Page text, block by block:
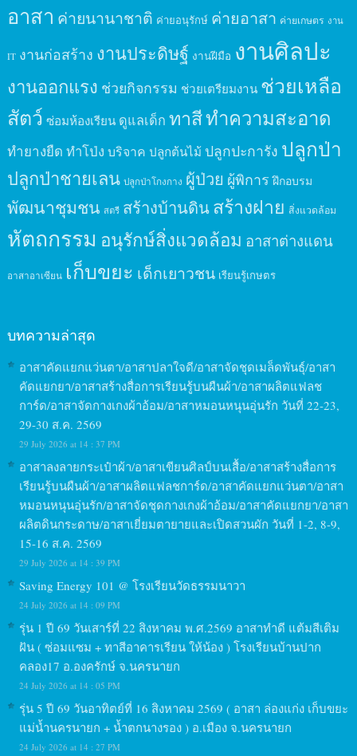
อาสา ค่ายนานาชาติ ค่ายอนุรักษ์ ค่ายอาสา ค่ายเกษตร งาน
IT งานก่อสร้าง งานประดิษฐ์ งานฝีมือ งานศิลปะ
งานออกแรง ช่วยกิจกรรม ช่วยเตรียมงาน ช่วยเหลือ
สัตว์ ซ่อมห้องเรียน ดูแลเด็ก ทาสีทำความสะอาด
ทำยางยืด ทำโป่ง บริจาค ปลูกต้นไม้ ปลูกปะการัง ปลูกป่า
ปลูกป่าชายเลน ปลูกป่าโกงกาง ผู้ป่วย ผู้พิการ ฝึกอบรม
พัฒนาชุมชน สตรี สร้างบ้านดินสร้างฝาย สิ่งแวดล้อม
หัตถกรรม อนุรักษ์สิ่งแวดล้อม อาสาต่างแดน
อาสาอาเซียน เก็บขยะ เด็กเยาวชน เรียนรู้เกษตร
บทความล่าสุด
อาสาคัดแยกแว่นตา/อาสาปลาใจดี/อาสาจัดชุดเมล็ดพันธุ์/อาสา
คัดแยกยา/อาสาสร้างสื่อการเรียนรู้บนผืนผ้า/อาสาผลิตแฟลช
การ์ด/อาสาจัดกางเกงผ้าอ้อม/อาสาหมอนหนุนอุ่นรัก วันที่ 22-23,
29-30 ส.ค. 2569
29 July 2026 at 14 : 37 PM
อาสาลงลายกระเป๋าผ้า/อาสาเขียนศิลป์บนเสื้อ/อาสาสร้างสื่อการ
เรียนรู้บนผืนผ้า/อาสาผลิตแฟลชการ์ด/อาสาคัดแยกแว่นตา/อาสา
หมอนหนุนอุ่นรัก/อาสาจัดชุดกางเกงผ้าอ้อม/อาสาคัดแยกยา/อาสา
ผลิตดินกระดาษ/อาสาเยี่ยมตายายและเปิดสวนผัก วันที่ 1-2, 8-9,
15-16 ส.ค. 2569
29 July 2026 at 14 : 39 PM
Saving Energy 101 @ โรงเรียนวัดธรรมนาวา
24 July 2026 at 14 : 09 PM
รุ่น 1 ปี 69 วันเสาร์ที่ 22 สิงหาคม พ.ศ.2569 อาสาทำดี แต้มสีเติม
ฝัน ( ซ่อมแซม + ทาสีอาคารเรียน ให้น้อง ) โรงเรียนบ้านปาก
คลอง17 อ.องครักษ์ จ.นครนายก
24 July 2026 at 14 : 05 PM
รุ่น 5 ปี 69 วันอาทิตย์ที่ 16 สิงหาคม 2569 ( อาสา ล่องแก่ง เก็บขยะ
แม่น้ำนครนายก + น้ำตกนางรอง ) อ.เมือง จ.นครนายก
24 July 2026 at 14 : 27 PM